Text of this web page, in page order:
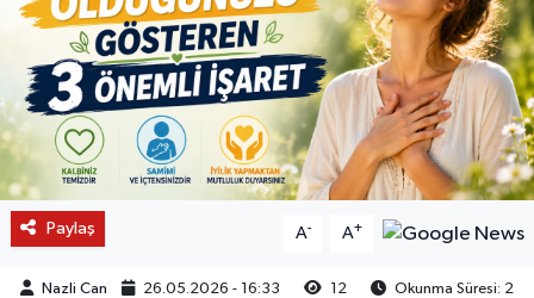
Paylaş A- A+
Nazli Can 26.05.2026 - 16:33 12
Okunma Süresi: 2